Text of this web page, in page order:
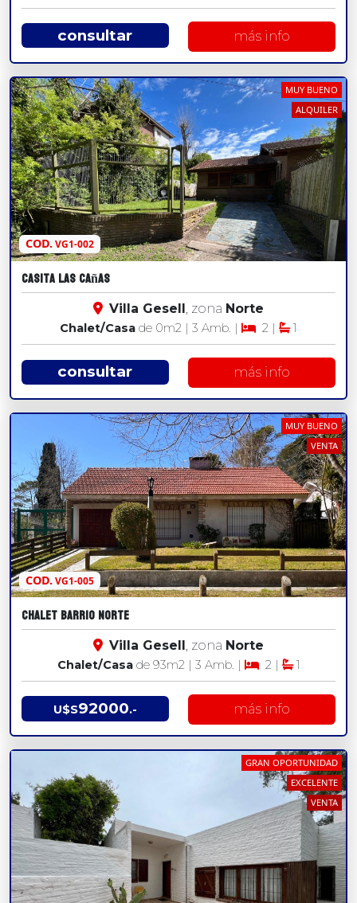
consultar más info
COD.VG1-002
MUY BUENO
ALQUILER
Casita las Cañas
Villa Gesell , zona Norte
Chalet/Casa de 0m2 | 3 Amb. | 2 | 1
consultar más info
COD.VG1-005
MUY BUENO
VENTA
CHALET BARRIO NORTE
Villa Gesell, zona Norte
Chalet/Casade 93m2| 3 Amb. | 2 | 1
U$S92000.- más info
GRAN OPORTUNIDAD
EXCELENTE
VENTA